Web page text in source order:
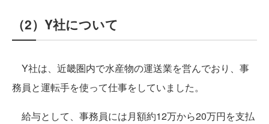
（2）Y社について
Y社は、近畿圏内で水産物の運送業を営んでおり、事
務員と運転手を使って仕事をしていました。
給与として、事務員には月額約12万から20万円を支払